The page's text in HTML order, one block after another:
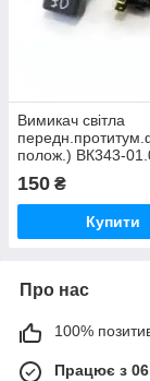
Вимикач світла
полож.) ВК343-
ГАЗ,КАМАЗ (вир-во
"Автоарматура")
150 ₴
Купити
Про нас
100%
Працює з